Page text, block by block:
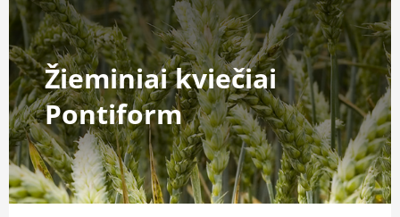
Žieminiai kviečiai
Pontiform